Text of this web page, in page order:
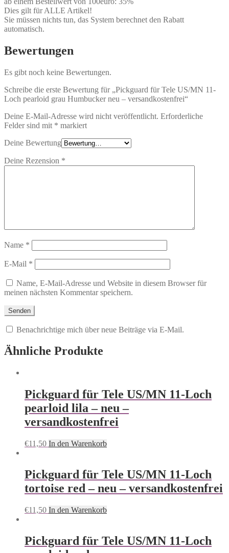
Dies gilt für ALLE Artikel!
Sie müssen nichts tun, das System berechnet den Rabatt
automatisch.
Bewertungen
Es gibt noch keine Bewertungen.
Schreibe die erste Bewertung für „Pickguard für Tele US/MN 11-
Loch pearloid grau Humbucker neu – versandkostenfrei“
Deine E-Mail-Adresse wird nicht veröffentlicht. Erforderliche
Felder sind mit * markiert
Deine Bewertung
Deine Rezension *
Name *
E-Mail *
Name, E-Mail-Adresse und Website in diesem Browser für
meinen nächsten Kommentar speichern.
Benachrichtige mich über neue Beiträge via E-Mail.
Ähnliche Produkte
Pickguard für Tele US/MN 11-Loch
pearloid lila – neu –
versandkostenfrei
€11,50 In den Warenkorb
Pickguard für Tele US/MN 11-Loch
tortoise red – neu – versandkostenfrei
€11,50 In den Warenkorb
Pickguard für Tele US/MN 11-Loch